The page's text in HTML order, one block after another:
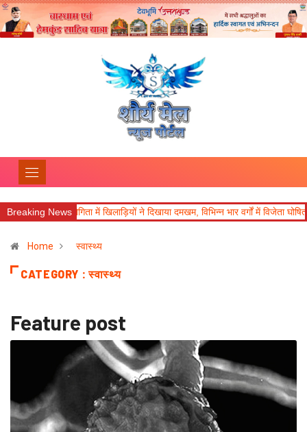
Breaking News
में खिलाड़ियों ने दिखाया दमखम, विभिन्न भार वर्गों में विजेता घोषित नवाचारी रवि की
Home स्वास्थ्य
CATEGORY : स्वास्थ्य
Feature post